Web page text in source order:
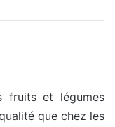
fruits et légumes
que chez les